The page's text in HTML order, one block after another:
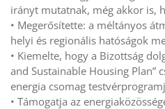
irányt mutatnak, még akkor is,
• Megerősítette: a méltányos
helyi és regionális hatóságok
• Kiemelte, hogy a Bizottság
and Sustainable Housing Plan”
energia csomag
• Támogatja az